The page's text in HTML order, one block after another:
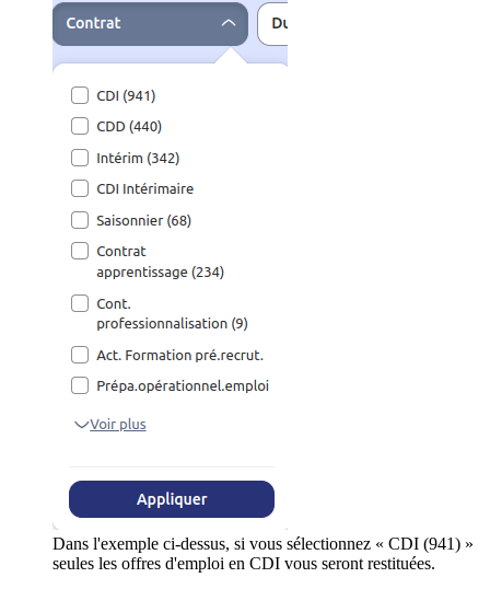
Dans l'exemple ci-dessus, si vous sélectionnez « CDI (941) »
seules les offres d'emploi en CDI vous seront restituées.